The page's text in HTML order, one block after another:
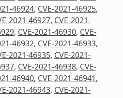
46924, CVE-2021-46925,
2021-46927, CVE-2021-
, CVE-2021-46930, CVE-
46932, CVE-2021-46933,
2021-46935, CVE-2021-
, CVE-2021-46938, CVE-
46940, CVE-2021-46941,
2021-46943, CVE-2021-